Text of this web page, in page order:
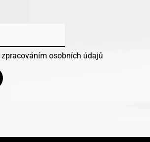
zpracováním osobních údajů